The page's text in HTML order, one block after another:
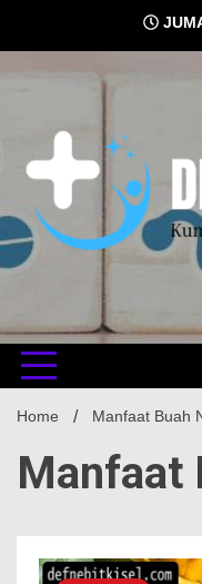
content
Home Manfaat Buah
Manfaat